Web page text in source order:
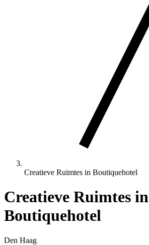
Creatieve Ruimtes in Boutiquehotel
Creatieve Ruimtes in
Boutiquehotel
Den Haag